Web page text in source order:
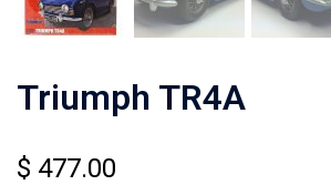
Triumph TR4A
$ 477.00